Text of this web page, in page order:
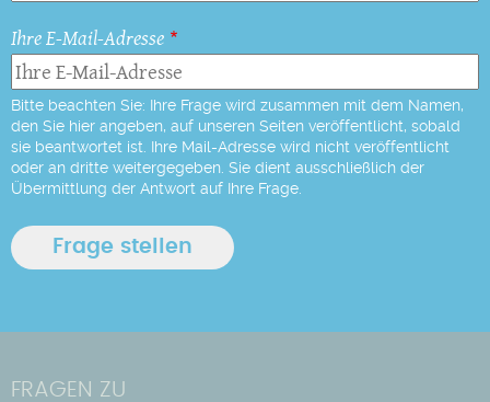
Ihre E-Mail-Adresse
Bitte beachten Sie: Ihre Frage wird zusammen mit dem Namen,
den Sie hier angeben, auf unseren Seiten veröffentlicht, sobald
sie beantwortet ist. Ihre Mail-Adresse wird nicht veröffentlicht
oder an dritte weitergegeben. Sie dient ausschließlich der
Übermittlung der Antwort auf Ihre Frage.
FRAGEN ZU